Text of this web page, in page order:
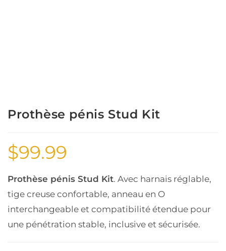
Prothèse pénis Stud Kit
$99.99
Prothèse pénis Stud Kit. Avec harnais réglable,
tige creuse confortable, anneau en O
interchangeable et compatibilité étendue pour
une pénétration stable, inclusive et sécurisée.